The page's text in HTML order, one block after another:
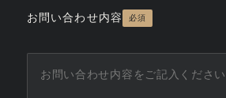
お問い合わせ内容 必須